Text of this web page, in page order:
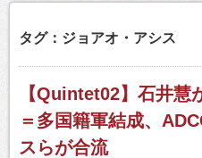
タグ：ジョアオ・アシス
【Quintet02】石井慧
＝多国籍軍結成、
スらが合流